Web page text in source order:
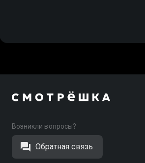
Возникли вопросы?
Обратная связь